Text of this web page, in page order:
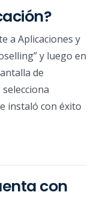
a Aplicaciones y
y luego en
de
instaló con éxito
con